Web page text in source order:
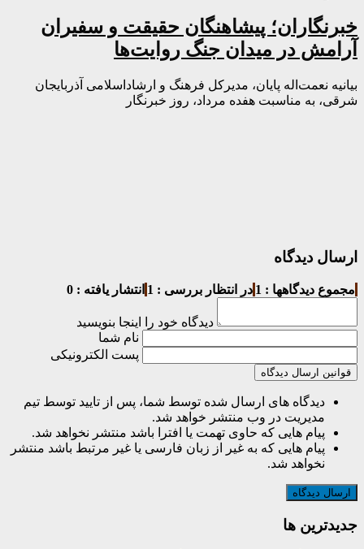
خبرنگاران؛ پیشاهنگان حقیقت و سفیران
آرامش در میدان جنگ روایت‌ها
بیانیه نعمت‌اله پایان، مدیرکل فرهنگ و ارشاداسلامی آذربایجان
شرقی، به مناسبت هفده مرداد، روز خبرنگار
ارسال دیدگاه
مجموع دیدگاهها : 1 در انتظار بررسی : 1 انتشار یافته : 0
دیدگاه خود را اینجا بنویسید
نام شما
پست الکترونیکی
قوانین ارسال دیدگاه
دیدگاه های ارسال شده توسط شما، پس از تایید توسط تیم
مدیریت در وب منتشر خواهد شد.
پیام هایی که حاوی تهمت یا افترا باشد منتشر نخواهد شد.
پیام هایی که به غیر از زبان فارسی یا غیر مرتبط باشد منتشر
نخواهد شد.
جديدترين ها